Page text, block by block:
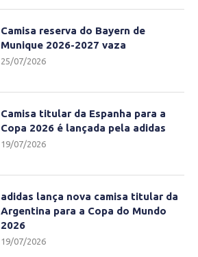
Camisa reserva do Bayern de
Munique 2026-2027 vaza
25/07/2026
Camisa titular da Espanha para a
Copa 2026 é lançada pela adidas
19/07/2026
adidas lança nova camisa titular da
Argentina para a Copa do Mundo
2026
19/07/2026